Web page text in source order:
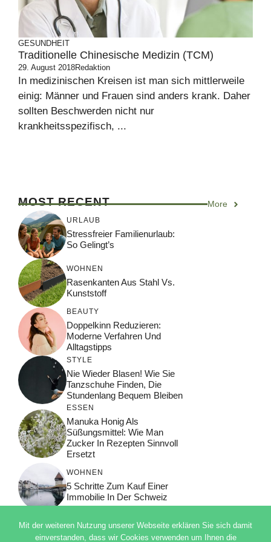
GESUNDHEIT
Traditionelle Chinesische Medizin (TCM)
29. August 2018Redaktion
In medizinischen Kreisen ist man sich mittlerweile
einig: Männer und Frauen sind anders krank. Daher
sollten Beschwerden nicht nur
krankheitsspezifisch, ...
MOST RECENT More
URLAUB
Stressfreier Familienurlaub:
So Gelingt’s
WOHNEN
Rasenkanten Aus Stahl Vs.
Kunststoff
BEAUTY
Doppelkinn Reduzieren:
Moderne Verfahren Und
Alltagstipps
STYLE
Nie Wieder Blasen! Wie Sie
Tanzschuhe Finden, Die
Stundenlang Bequem Bleiben
ESSEN
Manuka Honig Als
Süßungsmittel: Wie Man
Zucker In Rezepten Sinnvoll
Ersetzt
WOHNEN
5 Schritte Zum Kauf Einer
Immobilie In Der Schweiz
Mit der weiteren Nutzung unserer Webseite erklären Sie sich damit
einverstanden, dass wir Cookies verwenden um Ihnen die